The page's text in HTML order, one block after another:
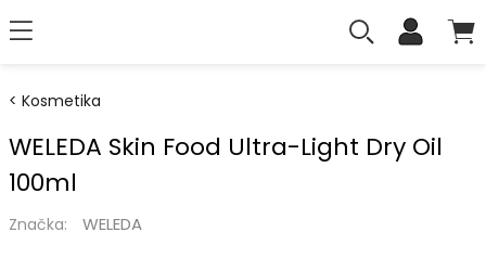
Kosmetika
WELEDA Skin Food Ultra-Light Dry Oil
100ml
Značka: WELEDA